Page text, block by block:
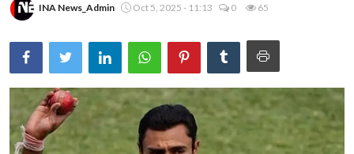
INA News_Admin Oct 5, 2025 - 11:13 0 65